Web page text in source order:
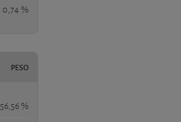
0,74 %
PESO
56,56 %